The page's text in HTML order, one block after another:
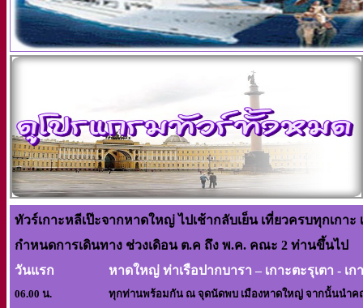
ทัวร์เกาะหลีเป๊ะจากหาดใหญ่ ไปเช้ากลับเย็น เที่ยวครบทุกเกาะ
กำหนดการเดินทาง ช่วงเดิอน ต.ค ถึง พ.ค. คณะ 2 ท่านขึ้นไป
วันแรก
หาดใหญ่ ท่าเรือปากบารา – เกาะตะรุเตา - เ
06.00 น.
ทุกท่านพร้อมกัน ณ จุดนัดพบ เมืองหาดใหญ่ จากนั้นนำคณ